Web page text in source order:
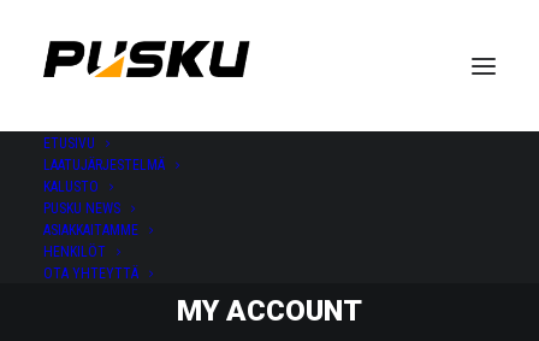
ETUSIVU
LAATUJÄRJESTELMÄ
KALUSTO
PUSKU NEWS
ASIAKKAITAMME
HENKILÖT
OTA YHTEYTTÄ
MY ACCOUNT